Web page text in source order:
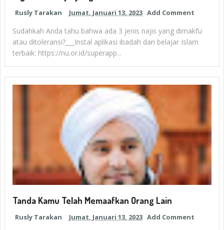
Rusly Tarakan Jumat, Januari 13, 2023 Add Comment
Sudahkah Anda tahu bahwa ada 3 jenis najis yang dimakfu
atau ditoleransi?___Instal aplikasi ibadah dan belajar Islam
terbaik: https://nu.or.id/superapp...
Tanda Kamu Telah Memaafkan Orang Lain
Rusly Tarakan Jumat, Januari 13, 2023 Add Comment